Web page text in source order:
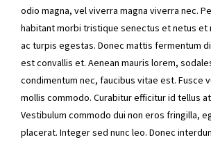
odio magna, vel viverra magna viverra nec.
habitant morbi tristique senectus et netus et
ac turpis egestas. Donec mattis fermentum
est convallis et. Aenean mauris lorem,
condimentum nec, faucibus vitae est. Fusce
mollis commodo. Curabitur efficitur id tellus
Vestibulum commodo dui non eros fringilla,
placerat. Integer sed nunc leo. Donec